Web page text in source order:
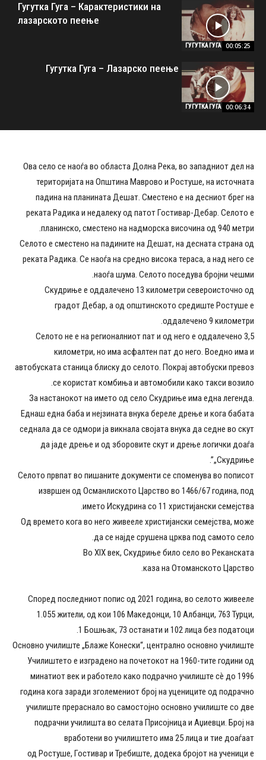
ГУГУТКА ГУГА 00:05:25
Гугутка Гуга – Карактеристики на
лазарското пеење
ГУГУТКА ГУГА 00:06:34
Гугутка Гуга – Лазарско пеење
Ова село се наоѓа во областа Долна Река, во западниот дел на
територијата на Општина Маврово и Ростуше, на источната
падина на планината Дешат. Сместено е на десниот брег на
реката Радика и недалеку од патот Гостивар-Дебар. Селото е
планинско, сместено на надморска височина од 940 метри.
Селото е сместено на падините на Дешат, на десната страна од
реката Радика. Се наоѓа на средно висока тераса, а над него се
наоѓа шума. Селото поседува бројни чешми.
Скудриње е оддалечено 13 километри североисточно од
градот Дебар, а од општинското средиште Ростуше е
оддалечено 9 километри.
Селото не е на регионалниот пат и од него е оддалечено 3,5
километри, но има асфалтен пат до него. Воедно има и
автобуската станица блиску до селото. Покрај автобуски превоз
се користат комбиња и автомобили како такси возило.
За настанокот на името од село Скудриње има една легенда.
Еднаш една баба и нејзината внука береле дрење и кога бабата
седнала да се одмори ја викнала својата внука да седне во скут
да јаде дрење и од зборовите скут и дрење логички доаѓа
„Скудриње”.
Селото првпат во пишаните документи се споменува во пописот
извршен од Османлиското Царство во 1466/67 година, под
името Искудрина со 11 христијански семејства.
Од времето кога во него живееле христијански семејства, може
да се најде срушена црква под самото село.
Во XIX век, Скудриње било село во Реканската
каза на Отоманското Царство.
Според последниот попис од 2021 година, во селото живееле
1.055 жители, од кои 106 Македонци, 10 Албанци, 763 Турци,
1 Бошњак, 73 останати и 102 лица без податоци.
Основно училиште „Блаже Конески“, централно основно училиште
Училиштето е изградено на почетокот на 1960-тите години од
минатиот век и работело како подрачно училиште сè до 1996
година кога заради зголемениот број на уцениците од подрачно
училиште прераснало во самостојно основно училиште со две
подрачни училишта во селата Присојница и Аџиевци. Број на
вработени во училиштето има 25 лица и тие доаѓаат
од Ростуше, Гостивар и Требиште, додека бројот на ученици е